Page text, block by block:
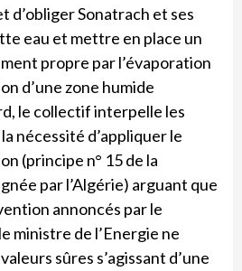
d’obliger Sonatrach et ses
eau et mettre en place un
propre par l’évaporation
d’une zone humide
le collectif interpelle les
nécessité d’appliquer le
(principe n° 15 de la
par l’Algérie) arguant que
annoncés par le
ministre de l’Energie ne
sûres s’agissant d’une